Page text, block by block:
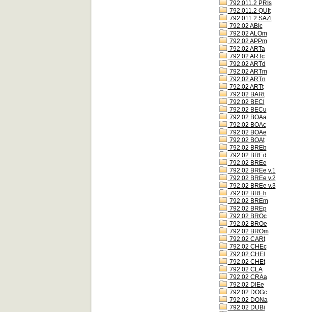
792.011.2 PRIs
792.011.2 QUIt
792.011.2 SAZt
792.02 ABIc
792.02 ALOm
792.02 APPm
792.02 ARTa
792.02 ARTc
792.02 ARTd
792.02 ARTm
792.02 ARTn
792.02 ARTt
792.02 BARt
792.02 BECl
792.02 BECu
792.02 BOAa
792.02 BOAc
792.02 BOAe
792.02 BOAt
792.02 BREb
792.02 BREd
792.02 BREe
792.02 BREe v.1
792.02 BREe v.2
792.02 BREe v.3
792.02 BREh
792.02 BREm
792.02 BREp
792.02 BROc
792.02 BROe
792.02 BROm
792.02 CARt
792.02 CHEc
792.02 CHEl
792.02 CHEt
792.02 CLA
792.02 CRAa
792.02 DIEe
792.02 DOGc
792.02 DONa
792.02 DUBi